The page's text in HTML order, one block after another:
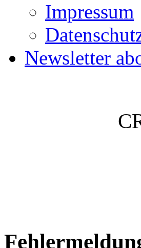
Impressum
Newsletter